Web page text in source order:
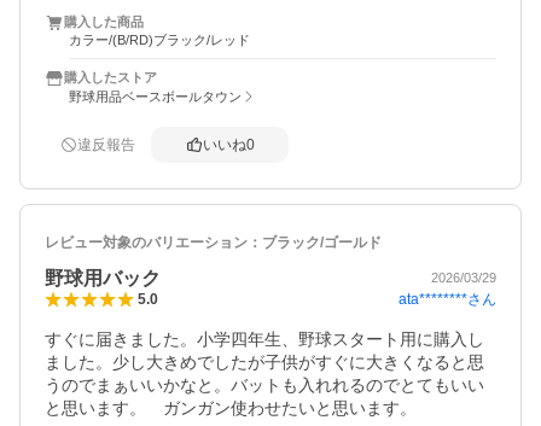
購入した商品
カラー/(B/RD)ブラック/レッド
購入したストア
野球用品ベースボールタウン
違反報告 いいね0
レビュー対象のバリエーション： ブラック/ゴールド
野球用バック 2026/03/29
5.0 ata********さん
すぐに届きました。小学四年生、野球スタート用に購入し
ました。少し大きめでしたが子供がすぐに大きくなると思
うのでまぁいいかなと。バットも入れれるのでとてもいい
と思います。　ガンガン使わせたいと思います。